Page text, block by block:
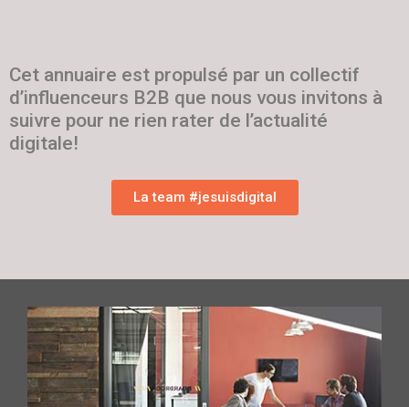
Cet annuaire est propulsé par un collectif
d’influenceurs B2B que nous vous invitons à
suivre pour ne rien rater de l’actualité
digitale!
La team #jesuisdigital